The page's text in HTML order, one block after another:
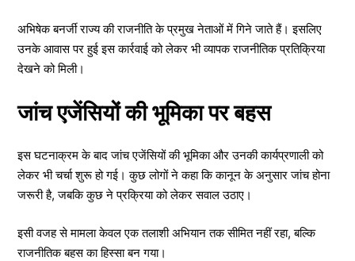
अभिषेक बनर्जी राज्य की राजनीति के प्रमुख नेताओं में गिने जाते हैं। इसलिए
उनके आवास पर हुई इस कार्रवाई को लेकर भी व्यापक राजनीतिक प्रतिक्रिया
देखने को मिली।
जांच एजेंसियों की भूमिका पर बहस
इस घटनाक्रम के बाद जांच एजेंसियों की भूमिका और उनकी कार्यप्रणाली को
लेकर भी चर्चा शुरू हो गई। कुछ लोगों ने कहा कि कानून के अनुसार जांच होना
जरूरी है, जबकि कुछ ने प्रक्रिया को लेकर सवाल उठाए।
इसी वजह से मामला केवल एक तलाशी अभियान तक सीमित नहीं रहा, बल्कि
राजनीतिक बहस का हिस्सा बन गया।